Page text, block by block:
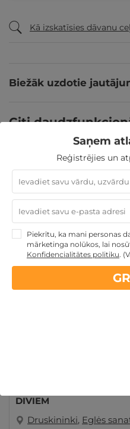
Kā izskatīsies dāvanu
Biežāk uzdotie
Atpūtas piedāvājums
Citi
piedāvājumi:
Pārskatīt citus
TOP piedāvājumus
Līdzīgi atpūtas
ĪPAŠAIS! -
DIVIEM
Druskininki, Eglės
Saņem
Reģistrējies un
Piekrītu, ka mani personas
mārketinga nolūkos, lai
Konfidencialitātes politiku.